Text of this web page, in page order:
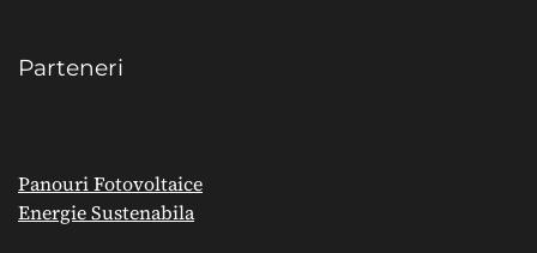
Parteneri
Panouri Fotovoltaice
Energie Sustenabila